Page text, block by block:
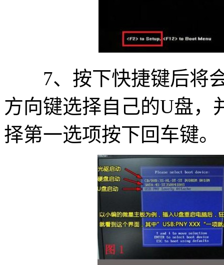
7、按下快捷键后将会
方向键选择自己的U盘，
择第一选项按下回车键。